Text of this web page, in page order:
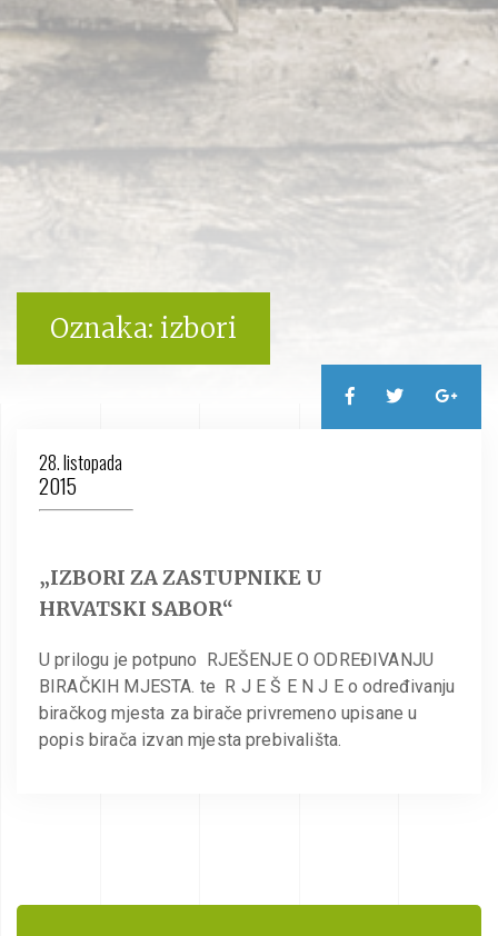
Oznaka: izbori
28. listopada
2015
„IZBORI ZA ZASTUPNIKE U
HRVATSKI SABOR“
U prilogu je potpuno RJEŠENJE O ODREĐIVANJU
BIRAČKIH MJESTA. te R J E Š E N J E o određivanju
biračkog mjesta za birače privremeno upisane u
popis birača izvan mjesta prebivališta.